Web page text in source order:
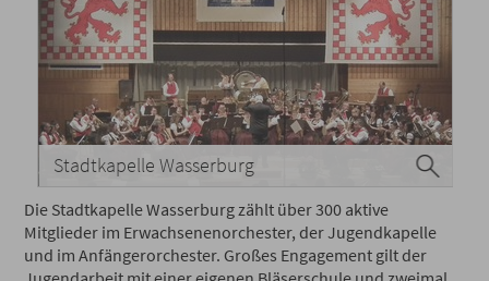
Stadtkapelle Wasserburg
Die Stadtkapelle Wasserburg zählt über 300 aktive
Mitglieder im Erwachsenenorchester, der Jugendkapelle
und im Anfängerorchester. Großes Engagement gilt der